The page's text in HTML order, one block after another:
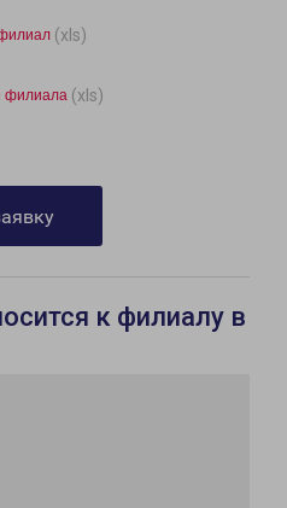
(xls)
филиала (xls)
к филиалу в